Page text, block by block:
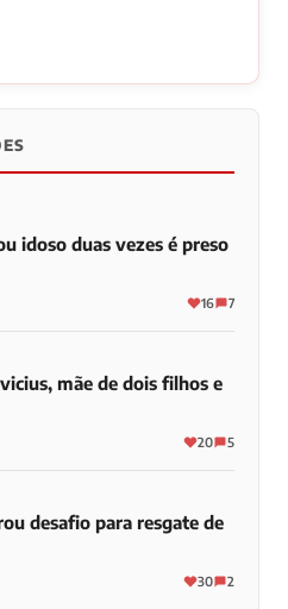
idoso duas vezes é preso
16 7
mãe de dois filhos e
20 5
desafio para resgate de
30 2